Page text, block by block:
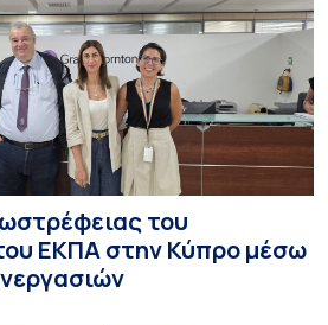
του
ΕΚΠΑ στην Κύπρο μέσω